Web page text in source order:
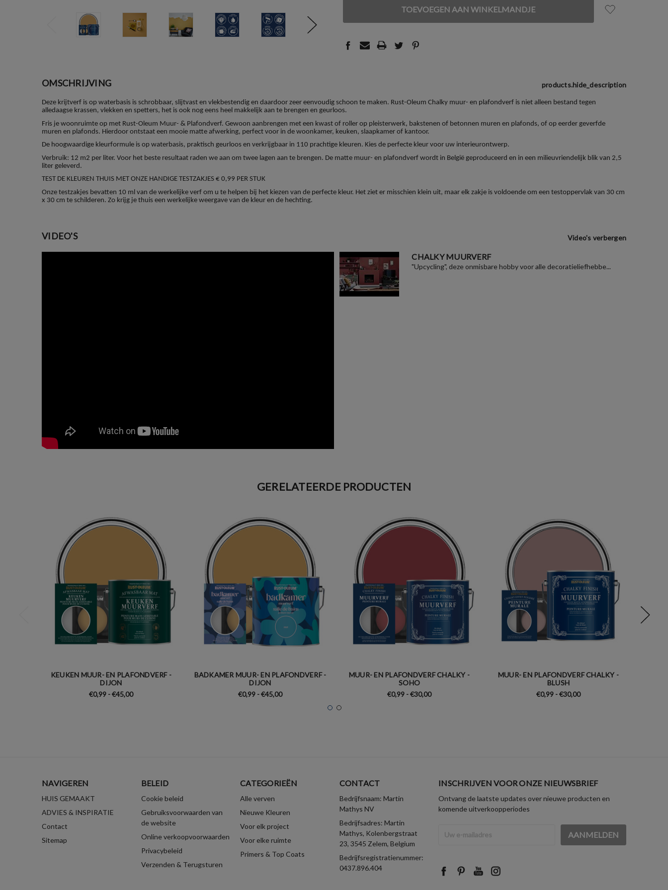
UNDEFINEDUNDEFINED
OMSCHRIJVING products.hide_description
Deze krijtverf is op waterbasis is schrobbaar, slijtvast en vlekbestendig en daardoor zeer eenvoudig schoon te maken. Rust-Oleum Chalky muur- en plafondverf is niet alleen bestand tegen
alledaagse krassen, vlekken en spetters, het is ook nog eens heel makkelijk aan te brengen en geurloos.
Fris je woonruimte op met Rust-Oleum Muur- & Plafondverf. Gewoon aanbrengen met een kwast of roller op pleisterwerk, bakstenen of betonnen muren en plafonds, of op eerder geverfde
muren en plafonds. Hierdoor ontstaat een mooie matte afwerking, perfect voor in de woonkamer, keuken, slaapkamer of kantoor.
De hoogwaardige kleurformule is op waterbasis, praktisch geurloos en verkrijgbaar in 110 prachtige kleuren. Kies de perfecte kleur voor uw interieurontwerp.
Verbruik: 12 m2 per liter. Voor het beste resultaat raden we aan om twee lagen aan te brengen. De matte muur- en plafondverf wordt in België geproduceerd en in een milieuvriendelijk blik van 2,5
liter geleverd.
TEST DE KLEUREN THUIS MET ONZE HANDIGE TESTZAKJES € 0,99 PER STUK
Onze testzakjes bevatten 10 ml van de werkelijke verf om u te helpen bij het kiezen van de perfecte kleur. Het ziet er misschien klein uit, maar elk zakje is voldoende om een testoppervlak van 30 cm
x 30 cm te schilderen. Zo krijg je thuis een werkelijke weergave van de kleur en de hechting.
VIDEO'S Video's verbergen
CHALKY MUURVERF
"Upcycling", deze onmisbare hobby voor alle decoratieliefhebbe...
GERELATEERDE PRODUCTEN
KEUKEN MUUR- EN PLAFONDVERF -
DIJON
€0,99 - €45,00
BADKAMER MUUR- EN PLAFONDVERF -
DIJON
€0,99 - €45,00
MUUR- EN PLAFONDVERF CHALKY -
SOHO
€0,99 - €30,00
MUUR- EN PLAFONDVERF CHALKY -
BLUSH
€0,99 - €30,00
NAVIGEREN
HUIS GEMAAKT
ADVIES & INSPIRATIE
Contact
Sitemap
BELEID
Cookie beleid
Gebruiksvoorwaarden van
de website
Online verkoopvoorwaarden
Privacybeleid
Verzenden & Terugsturen
CATEGORIEËN
Alle verven
Nieuwe Kleuren
Voor elk project
Voor elke ruimte
Primers & Top Coats
CONTACT
Bedrijfsnaam: Martin
Mathys NV
Bedrijfsadres: Martin
Mathys, Kolenbergstraat
23, 3545 Zelem, Belgium
Bedrijfsregistratienummer:
0437.896.404
INSCHRIJVEN VOOR ONZE NIEUWSBRIEF
Ontvang de laatste updates over nieuwe producten en
komende uitverkoopperiodes
mailadres